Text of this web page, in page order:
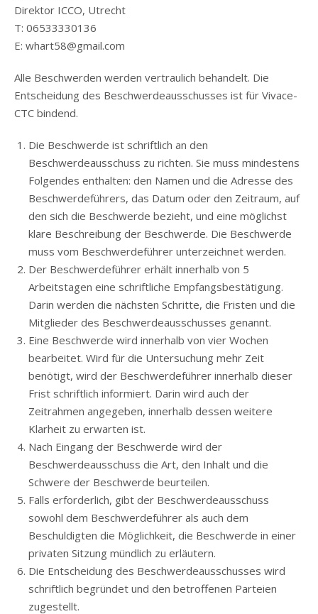
Direktor ICCO, Utrecht
T: 06533330136
E: whart58@gmail.com
Alle Beschwerden werden vertraulich behandelt. Die
Entscheidung des Beschwerdeausschusses ist für Vivace-
CTC bindend.
Die Beschwerde ist schriftlich an den
Beschwerdeausschuss zu richten. Sie muss mindestens
Folgendes enthalten: den Namen und die Adresse des
Beschwerdeführers, das Datum oder den Zeitraum, auf
den sich die Beschwerde bezieht, und eine möglichst
klare Beschreibung der Beschwerde. Die Beschwerde
muss vom Beschwerdeführer unterzeichnet werden.
Der Beschwerdeführer erhält innerhalb von 5
Arbeitstagen eine schriftliche Empfangsbestätigung.
Darin werden die nächsten Schritte, die Fristen und die
Mitglieder des Beschwerdeausschusses genannt.
Eine Beschwerde wird innerhalb von vier Wochen
bearbeitet. Wird für die Untersuchung mehr Zeit
benötigt, wird der Beschwerdeführer innerhalb dieser
Frist schriftlich informiert. Darin wird auch der
Zeitrahmen angegeben, innerhalb dessen weitere
Klarheit zu erwarten ist.
Nach Eingang der Beschwerde wird der
Beschwerdeausschuss die Art, den Inhalt und die
Schwere der Beschwerde beurteilen.
Falls erforderlich, gibt der Beschwerdeausschuss
sowohl dem Beschwerdeführer als auch dem
Beschuldigten die Möglichkeit, die Beschwerde in einer
privaten Sitzung mündlich zu erläutern.
Die Entscheidung des Beschwerdeausschusses wird
schriftlich begründet und den betroffenen Parteien
zugestellt.